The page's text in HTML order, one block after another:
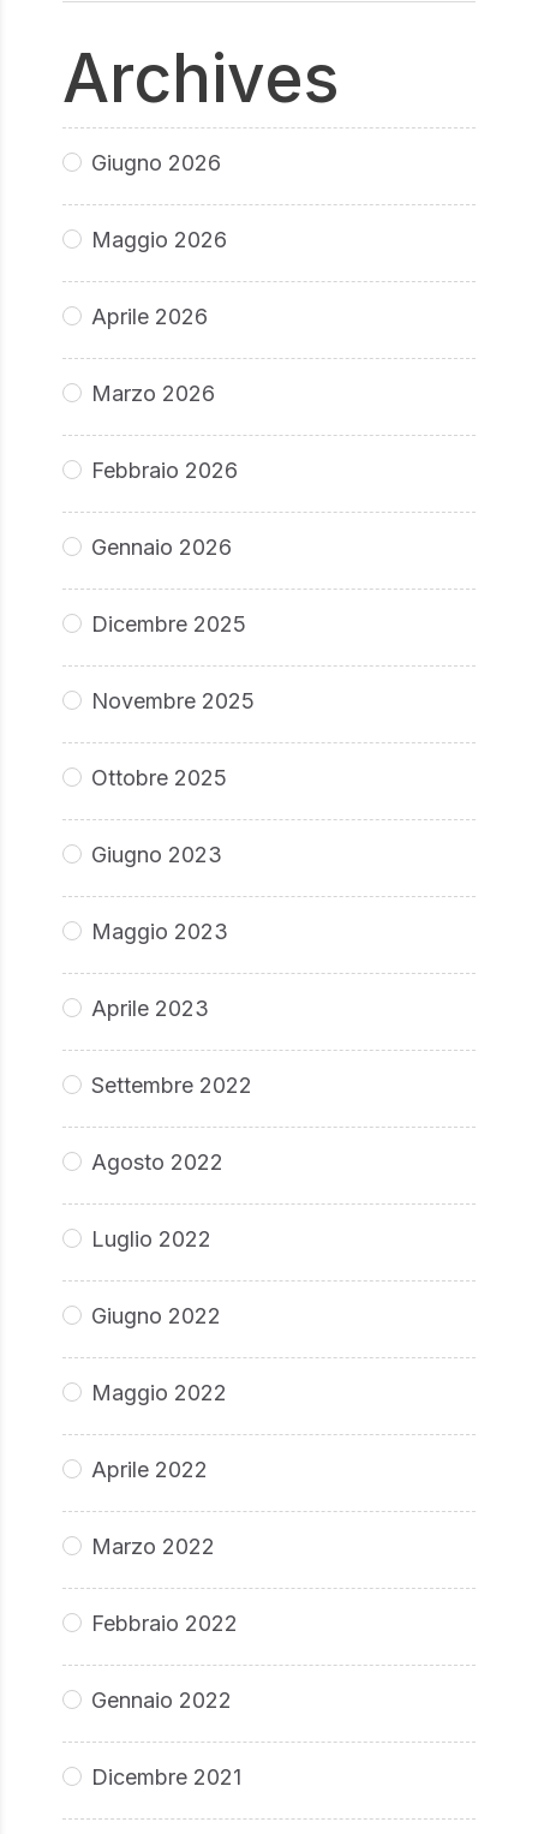
Archives
Giugno 2026
Maggio 2026
Aprile 2026
Marzo 2026
Febbraio 2026
Gennaio 2026
Dicembre 2025
Novembre 2025
Ottobre 2025
Giugno 2023
Maggio 2023
Aprile 2023
Settembre 2022
Agosto 2022
Luglio 2022
Giugno 2022
Maggio 2022
Aprile 2022
Marzo 2022
Febbraio 2022
Gennaio 2022
Dicembre 2021